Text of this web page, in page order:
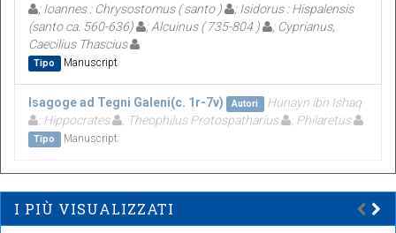
; Ioannes : Chrysostomus ( santo )
; Isidorus : Hispalensis
(santo ca. 560-636)
; Alcuinus ( 735-804 )
; Cyprianus,
Caecilius Thascius
Tipo Manuscript
Isagoge ad Tegni Galeni(c. 1r-7v) Autori
Hunayn ibn Ishaq
; Hippocrates
; Theophilus Protospatharius ; Philaretus
Tipo Manuscript
I PIÙ VISUALIZZATI